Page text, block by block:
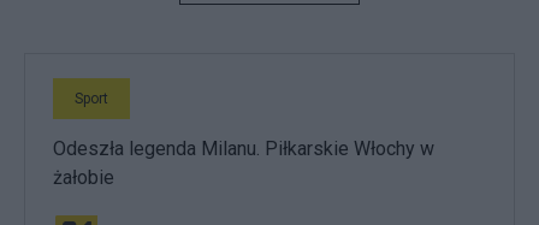
Sport
Odeszła legenda Milanu. Piłkarskie Włochy w
żałobie